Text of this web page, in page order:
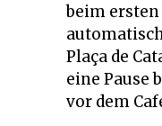
beim
Plaça de
eine Pause
vor dem